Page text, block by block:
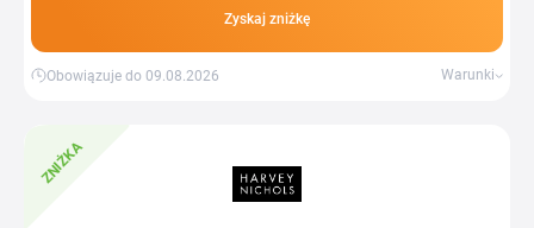
Zyskaj zniżkę
Obowiązuje do 09.08.2026 Warunki
ZNIŻKA